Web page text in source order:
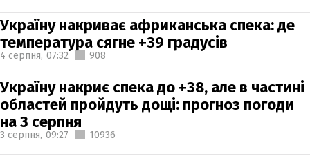
Україну накриває африканська спека: де
температура сягне +39 градусів
4 серпня, 07:32 908
Україну накриє спека до +38, але в частині
областей пройдуть дощі: прогноз погоди
на 3 серпня
3 серпня, 09:27 10936